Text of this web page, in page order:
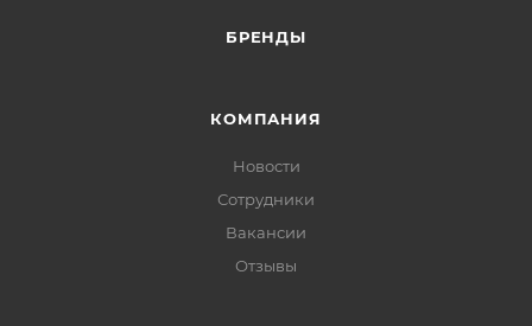
БРЕНДЫ
КОМПАНИЯ
Новости
Сотрудники
Вакансии
Отзывы